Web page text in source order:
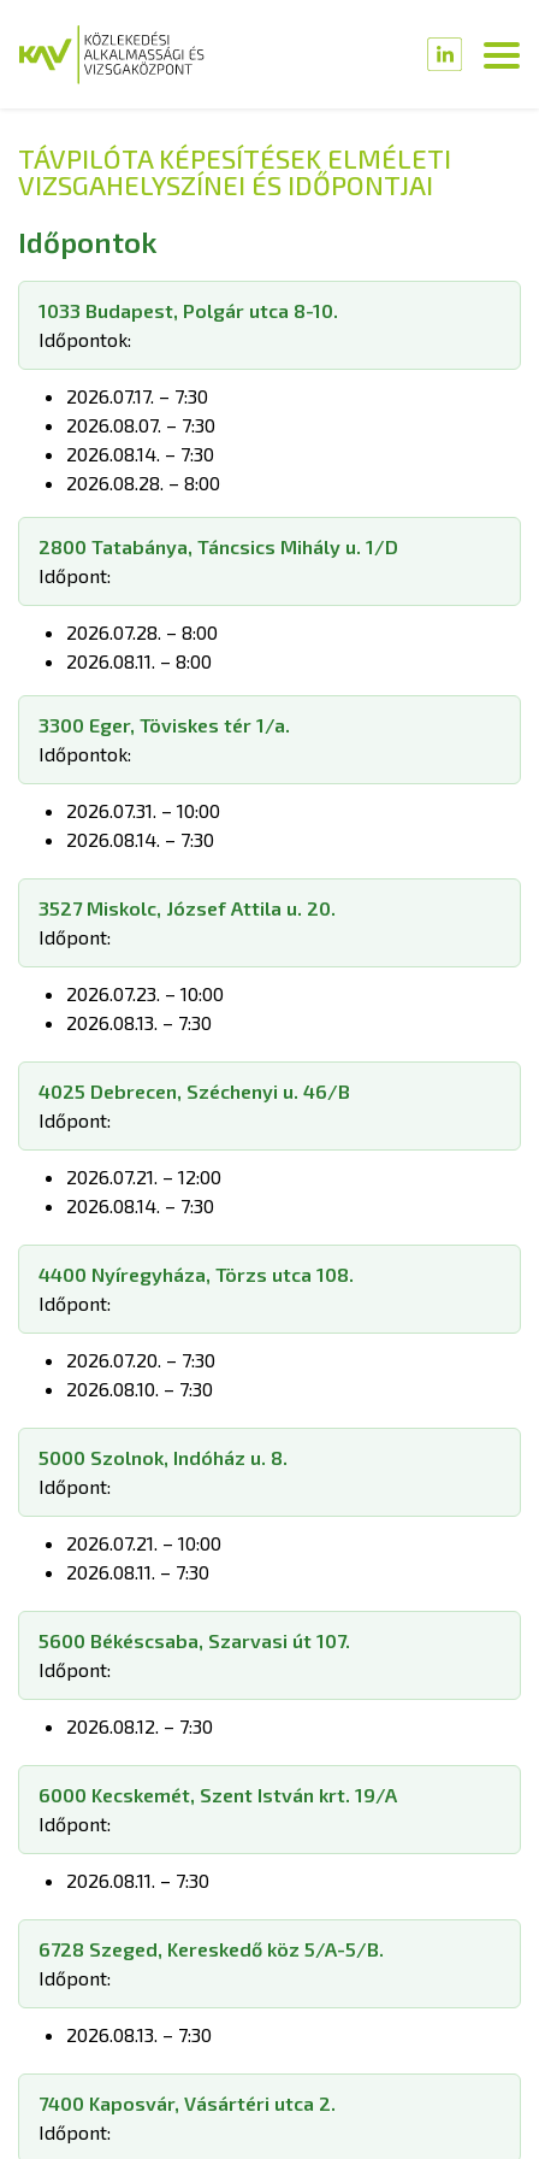
TÁVPILÓTA KÉPESÍTÉSEK ELMÉLETI
VIZSGAHELYSZÍNEI ÉS IDŐPONTJAI
Időpontok
1033 Budapest, Polgár utca 8-10.
Időpontok:
2026.07.17. – 7:30
2026.08.07. – 7:30
2026.08.14. – 7:30
2026.08.28. – 8:00
2800 Tatabánya, Táncsics Mihály u. 1/D
Időpont:
2026.07.28. – 8:00
2026.08.11. – 8:00
3300 Eger, Töviskes tér 1/a.
Időpontok:
2026.07.31. – 10:00
2026.08.14. – 7:30
3527 Miskolc, József Attila u. 20.
Időpont:
2026.07.23. – 10:00
2026.08.13. – 7:30
4025 Debrecen, Széchenyi u. 46/B
Időpont:
2026.07.21. – 12:00
2026.08.14. – 7:30
4400 Nyíregyháza, Törzs utca 108.
Időpont:
2026.07.20. – 7:30
2026.08.10. – 7:30
5000 Szolnok, Indóház u. 8.
Időpont:
2026.07.21. – 10:00
2026.08.11. – 7:30
5600 Békéscsaba, Szarvasi út 107.
Időpont:
2026.08.12. – 7:30
6000 Kecskemét, Szent István krt. 19/A
Időpont:
2026.08.11. – 7:30
6728 Szeged, Kereskedő köz 5/A-5/B.
Időpont:
2026.08.13. – 7:30
7400 Kaposvár, Vásártéri utca 2.
Időpont: